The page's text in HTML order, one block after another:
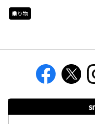
乗り物